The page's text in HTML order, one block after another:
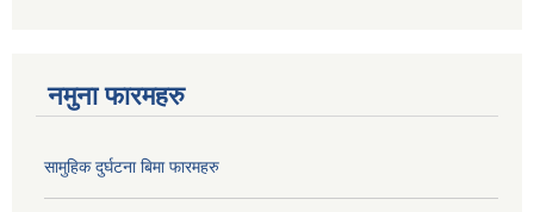
नमुना फारमहरु
सामुहिक दुर्घटना बिमा फारमहरु